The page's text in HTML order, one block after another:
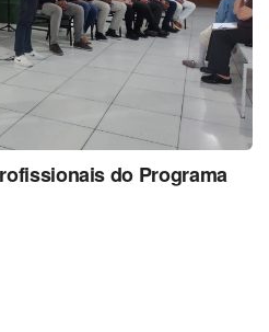
do Programa